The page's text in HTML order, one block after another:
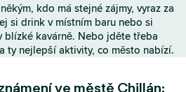
kdo má stejné zájmy, vyraz za
si drink v místním baru nebo si
blízké kavárně. Nebo jděte třeba
ty nejlepší aktivity, co město nabízí.
ve městě Chillán: